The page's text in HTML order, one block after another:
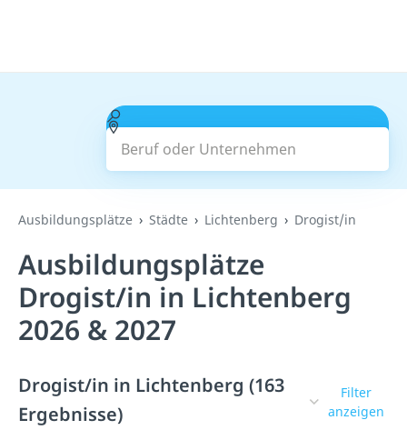
Beruf oder Unternehmen
Suchen
Ausbildungsplätze Städte Lichtenberg Drogist/in
Ausbildungsplätze
Drogist/in in Lichtenberg
2026 & 2027
Drogist/in in Lichtenberg (163
Ergebnisse)
Filter
anzeigen